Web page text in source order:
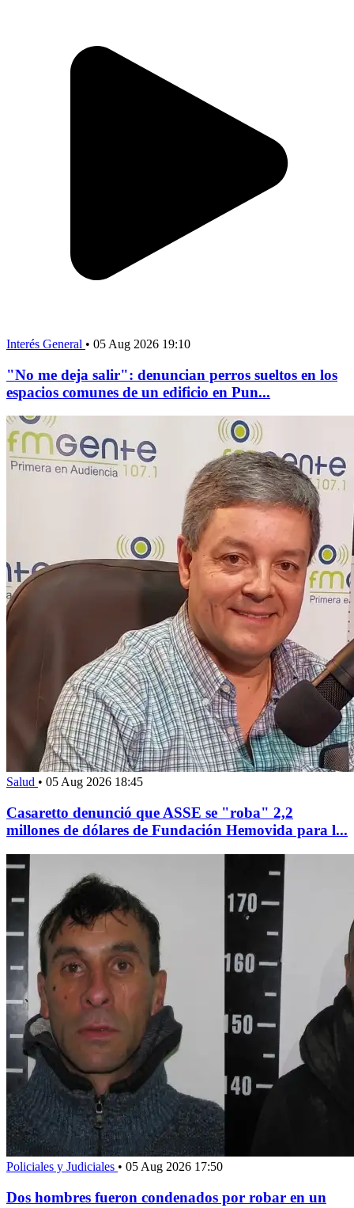
Interés General • 05 Aug 2026 19:10
"No me deja salir": denuncian perros sueltos en los
espacios comunes de un edificio en Pun...
Salud • 05 Aug 2026 18:45
Casaretto denunció que ASSE se "roba" 2,2
millones de dólares de Fundación Hemovida para l...
Policiales y Judiciales • 05 Aug 2026 17:50
Dos hombres fueron condenados por robar en un